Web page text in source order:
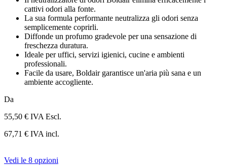
cattivi odori alla fonte.
La sua formula performante neutralizza gli odori senza
semplicemente coprirli.
Diffonde un profumo gradevole per una sensazione di
freschezza duratura.
Ideale per uffici, servizi igienici, cucine e ambienti
professionali.
Facile da usare, Boldair garantisce un'aria più sana e un
ambiente accogliente.
Da
55,50 € IVA Escl.
67,71 € IVA incl.
Vedi le 8 opzioni